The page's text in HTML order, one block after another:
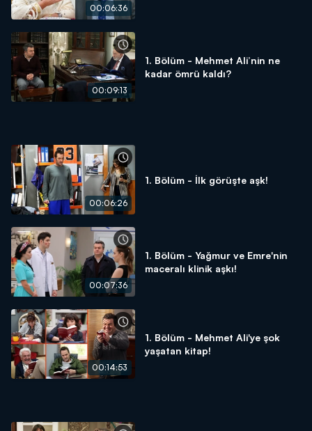
00:06:36
00:09:13
1. Bölüm - Mehmet Ali’nin ne
kadar ömrü kaldı?
00:06:26
1. Bölüm - İlk görüşte aşk!
00:07:36
1. Bölüm - Yağmur ve Emre'nin
maceralı klinik aşkı!
00:14:53
1. Bölüm - Mehmet Ali'ye şok
yaşatan kitap!